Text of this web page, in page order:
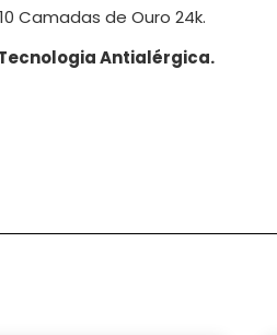
10 Camadas de Ouro 24k.
Antialérgica.